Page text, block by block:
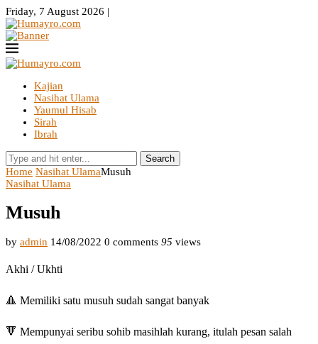
Friday, 7 August 2026 |
Kajian
Nasihat Ulama
Yaumul Hisab
Sirah
Ibrah
Search
Home Nasihat UlamaMusuh
Nasihat Ulama
Musuh
by admin 14/08/2022 0 comments 95 views
Akhi / Ukhti
🔺 Memiliki satu musuh sudah sangat banyak
🔻 Mempunyai seribu sohib masihlah kurang, itulah pesan salah